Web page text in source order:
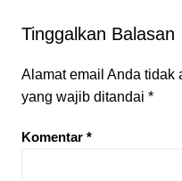
Tinggalkan Balasan
Alamat email Anda tidak
yang wajib ditandai *
Komentar *